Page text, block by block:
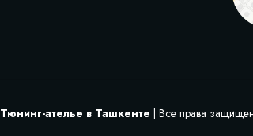
Тюнинг-ателье в Ташкенте | Все права